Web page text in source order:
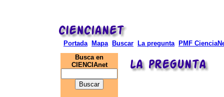
Portada Mapa Buscar La pregunta
PMF
Busca en
CIENCIAnet